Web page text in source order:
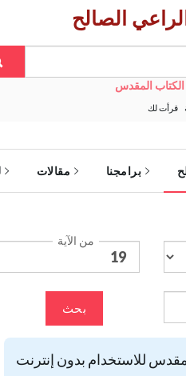
الصالح
المقدس
قرأت لك
برامجنا مقالات
من الآية
بحث
للاستخدام بدون إنترنت